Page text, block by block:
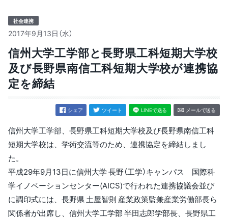
社会連携
2017年9月13日（水）
信州大学工学部と長野県工科短期大学校
及び長野県南信工科短期大学校が連携協
定を締結
シェア ツイート LINEで送る メールで送る
信州大学工学部、長野県工科短期大学校及び長野県南信工科
短期大学校は、学術交流等のため、連携協定を締結しまし
た。
平成29年9月13日に信州大学 長野（工学）キャンパス 国際科
学イノベーションセンター(AICS)で行われた連携協議会並び
に調印式には、長野県 土屋智則 産業政策監兼産業労働部長ら
関係者が出席し、信州大学工学部 半田志郎学部長、長野県工